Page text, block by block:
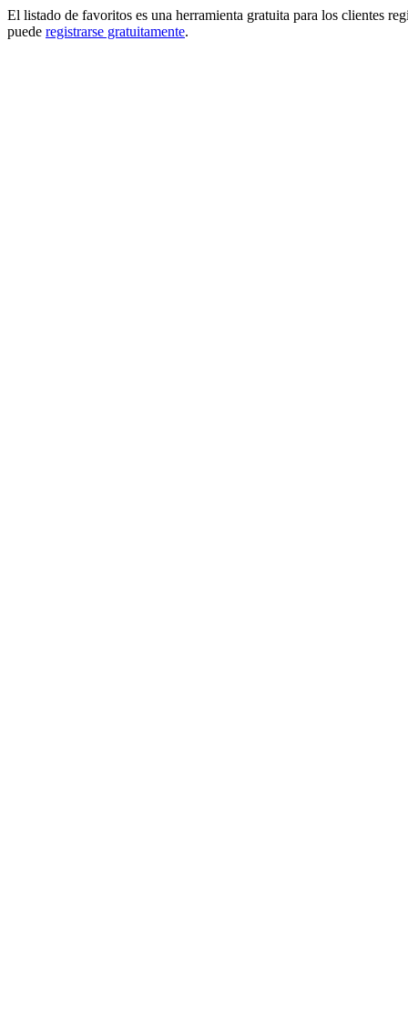
El listado de favoritos es una herramienta gratuita para los clientes
puede registrarse gratuitamente.